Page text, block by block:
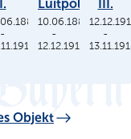
I.
-
Luitpold
10.06.1886
-
12.12.1912
III.
-
Objekt